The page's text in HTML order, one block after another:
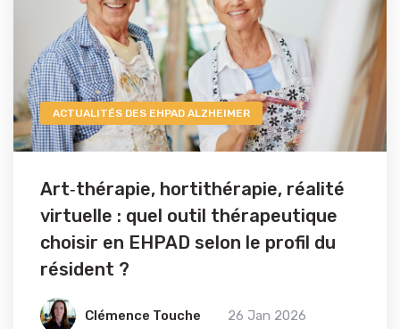
ACTUALITÉS DES EHPAD ALZHEIMER
Art‑thérapie, hortithérapie, réalité
virtuelle : quel outil thérapeutique
choisir en EHPAD selon le profil du
résident ?
Clémence Touche 26 Jan 2026